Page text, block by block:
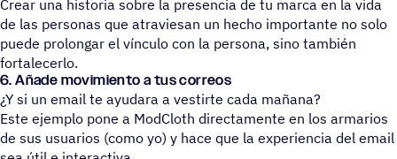
Crear una historia sobre la presencia de tu marca en la vida
de las personas que atraviesan un hecho importante no solo
puede prolongar el vínculo con la persona, sino también
fortalecerlo.
6. Añade movimiento a tus correos
¿Y si un email te ayudara a vestirte cada mañana?
Este ejemplo pone a ModCloth directamente en los armarios
de sus usuarios (como yo) y hace que la experiencia del email